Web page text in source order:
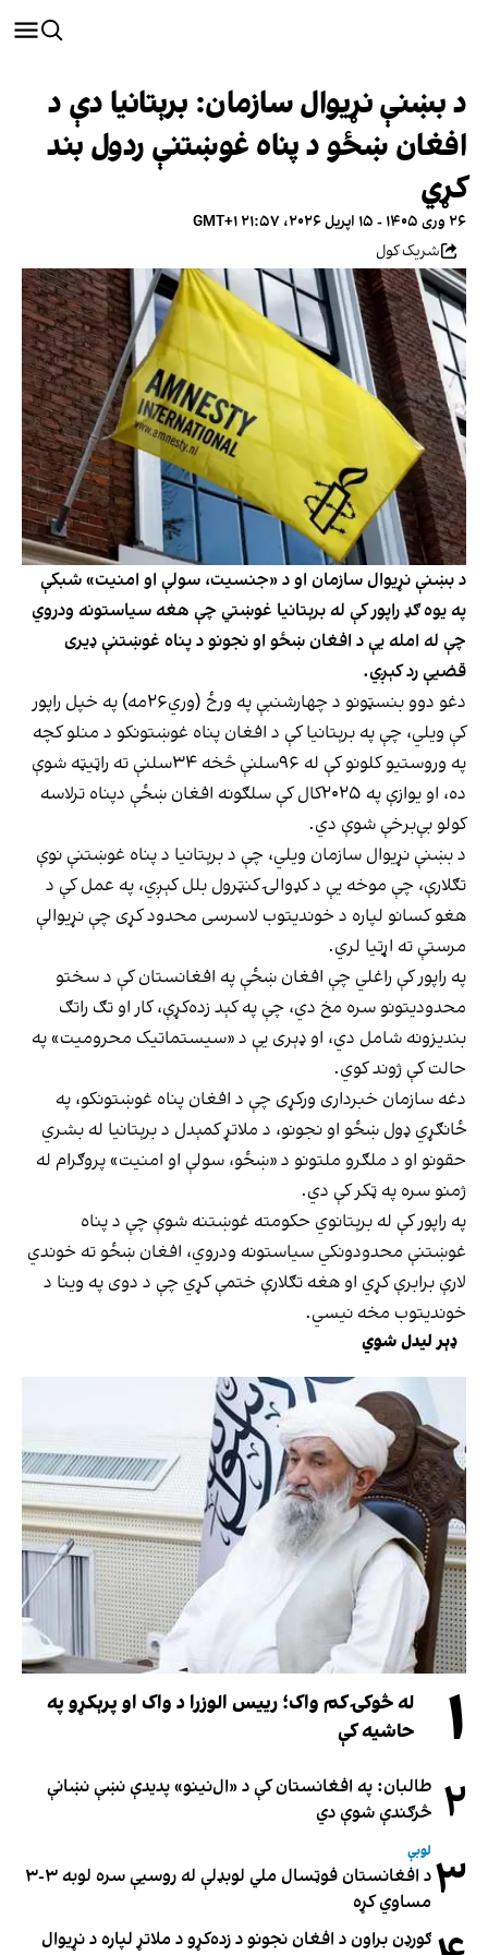
د بښنې نړیوال سازمان: برېتانیا دې د
افغان ښځو د پناه غوښتنې ردول بند
کړي
۲۶ وری ۱۴۰۵ - ۱۵ اپریل ۲۰۲۶، ۲۱:۵۷ GMT+۱
شریک کول
د بښنې نړیوال سازمان او د «جنسیت، سولې او امنیت» شبکې
په یوه ګډ راپور کې له برېتانیا غوښتي چې هغه سیاستونه ودروي
چې له امله یې د افغان ښځو او نجونو د پناه غوښتنې ډیری
قضیې رد کېږي.
دغو دوو بنسټونو د چهارشنبې په ورځ (وري۲۶مه) په خپل راپور
کې ویلي، چې په برېتانیا کې د افغان پناه غوښتونکو د منلو کچه
په وروستیو کلونو کې له ۹۶سلنې څخه ۳۴سلنې ته راټیټه شوې
ده، او یوازې په ۲۰۲۵کال کې سلګونه افغان ښځې دپناه ترلاسه
کولو بې‌برخې شوې دي.
د بښنې نړیوال سازمان ویلي، چې د برېتانیا د پناه غوښتنې نوې
تګلارې، چې موخه یې د کډوالۍ کنټرول بلل کېږي، په عمل کې د
هغو کسانو لپاره د خوندیتوب لاسرسی محدود کړی چې نړیوالې
مرستې ته اړتیا لري.
په راپور کې راغلي چې افغان ښځې په افغانستان کې د سختو
محدودیتونو سره مخ دي، چې په کېد زده‌کړې، کار او تګ راتګ
بندیزونه شامل دي، او ډېری یې د «سیستماتیک محرومیت» په
حالت کې ژوند کوي.
دغه سازمان خبرداری ورکړی چې د افغان پناه غوښتونکو، په
ځانګړي ډول ښځو او نجونو، د ملاتړ کمېدل د برېتانیا له بشري
حقونو او د ملګرو ملتونو د «ښځو، سولې او امنیت» پروګرام له
ژمنو سره په ټکر کې دي.
په راپور کې له برېتانوي حکومته غوښتنه شوې چې د پناه
غوښتنې محدودونکي سیاستونه ودروي، افغان ښځو ته خوندي
لارې برابرې کړي او هغه تګلارې ختمې کړي چې د دوی په وینا د
خوندیتوب مخه نیسي.
ډېر لیدل شوي
۱
له څوکۍ کم واک؛ رییس الوزرا د واک او پرېکړو په
حاشیه کې
۲ طالبان: په افغانستان کې د «ال‌نینو» پدیدې نښې نښانې
څرګندې شوې دي
۳ لوبې
د افغانستان فوټسال ملي لوبډلې له روسیې سره لوبه ۳-۳
مساوي کړه
ګورډن براون د افغان نجونو د زده‌کړو د ملاتړ لپاره د نړیوال